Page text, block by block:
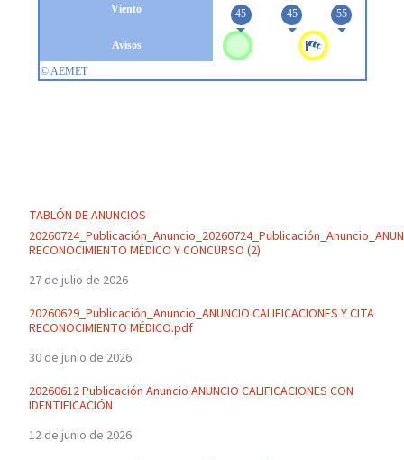
TABLÓN DE ANUNCIOS
RECONOCIMIENTO MÉDICO Y CONCURSO (2)
27 de julio de 2026
20260629_Publicación_Anuncio_ANUNCIO CALIFICACIONES Y CITA
RECONOCIMIENTO MÉDICO.pdf
30 de junio de 2026
20260612 Publicación Anuncio ANUNCIO CALIFICACIONES CON
IDENTIFICACIÓN
12 de junio de 2026